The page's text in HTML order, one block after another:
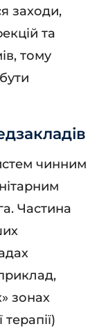
заходи,
та
тому
чинним
Частина
зонах